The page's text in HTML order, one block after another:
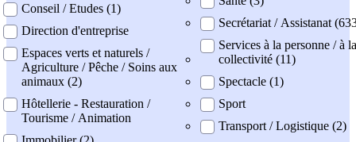
Conseil / Etudes (1)
Direction d'entreprise
Espaces verts et naturels /
Agriculture / Pêche / Soins aux
animaux (2)
Hôtellerie - Restauration /
Tourisme / Animation
Secrétariat / Assistanat
Services à la personne / à la
collectivité (11)
Spectacle (1)
Sport
Transport / Logistique (2)